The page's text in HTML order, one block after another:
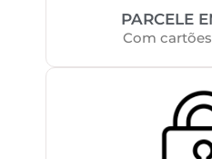
PARCELE
Com